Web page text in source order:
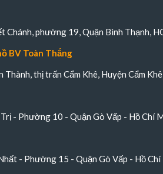
Chánh, phường 19, Quận Bình Thạnh,
BV Toàn Thắng
Thành, thị trấn Cẩm Khê, Huyện Cẩm
- Phường 10 - Quận Gò Vấp - Hồ Chí
- Phường 15 - Quận Gò Vấp - Hồ Chí